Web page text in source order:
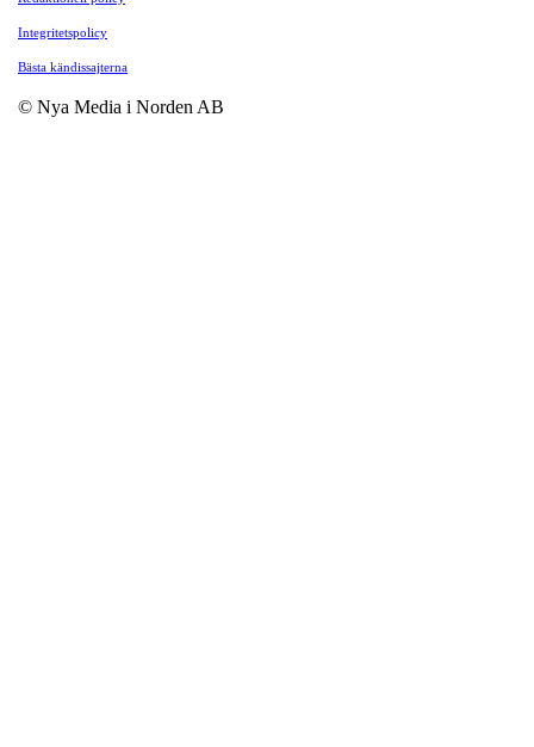
Integritetspolicy
Bästa kändissajterna
© Nya Media i Norden AB